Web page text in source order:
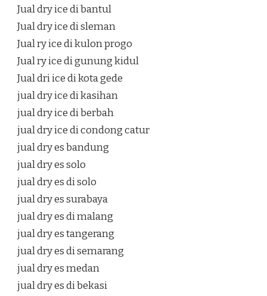
Jual dry ice di bantul
Jual dry ice di sleman
Jual ry ice di kulon progo
Jual ry ice di gunung kidul
Jual dri ice di kota gede
jual dry ice di kasihan
jual dry ice di berbah
jual dry ice di condong catur
jual dry es bandung
jual dry es solo
jual dry es di solo
jual dry es surabaya
jual dry es di malang
jual dry es tangerang
jual dry es di semarang
jual dry es medan
jual dry es di bekasi